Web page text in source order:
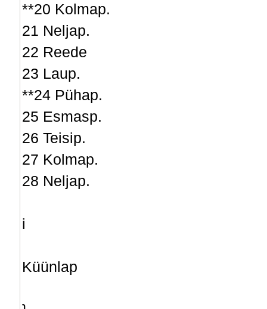
**20 Kolmap.
21 Neljap.
22 Reede
23 Laup.
**24 Pühap.
25 Esmasp.
26 Teisip.
27 Kolmap.
28 Neljap.
i
Küünlap